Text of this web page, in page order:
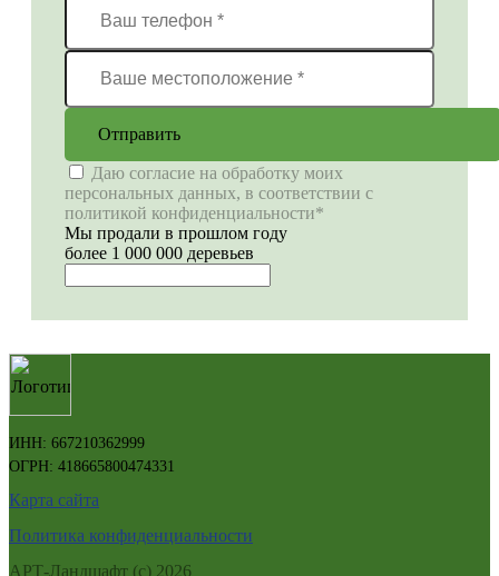
Отправить
Даю согласие на обработку моих
персональных данных, в соответствии с
политикой конфиденциальности*
Мы продали в прошлом году
более 1 000 000 деревьев
ИНН: 667210362999
ОГРН: 418665800474331
Карта сайта
Политика конфиденциальности
АРТ-Ландшафт (с) 2026